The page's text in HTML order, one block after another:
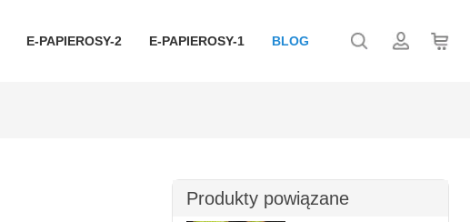
E-PAPIEROSY-2 E-PAPIEROSY-1 BLOG
Produkty powiązane